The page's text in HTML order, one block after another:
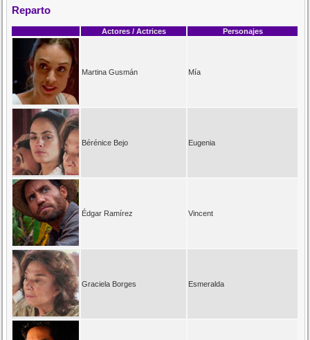
Reparto
Actores / Actrices Personajes
Martina Gusmán Mía
Bérénice Bejo Eugenia
Édgar Ramírez Vincent
Graciela Borges Esmeralda